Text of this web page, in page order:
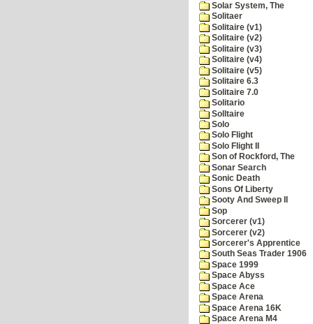
Solar System, The
Solitaer
Solitaire (v1)
Solitaire (v2)
Solitaire (v3)
Solitaire (v4)
Solitaire (v5)
Solitaire 6.3
Solitaire 7.0
Solitario
Solltaire
Solo
Solo Flight
Solo Flight II
Son of Rockford, The
Sonar Search
Sonic Death
Sons Of Liberty
Sooty And Sweep II
Sop
Sorcerer (v1)
Sorcerer (v2)
Sorcerer's Apprentice
South Seas Trader 1906
Space 1999
Space Abyss
Space Ace
Space Arena
Space Arena 16K
Space Arena M4